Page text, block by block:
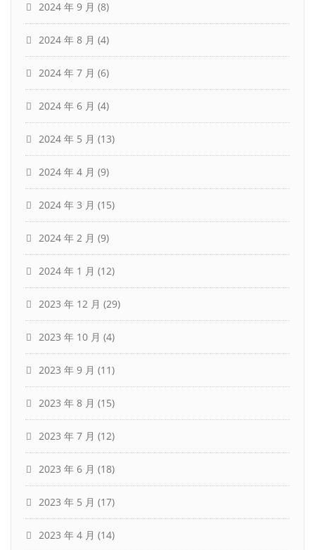
2024 年 9 月 (8)
2024 年 8 月 (4)
2024 年 7 月 (6)
2024 年 6 月 (4)
2024 年 5 月 (13)
2024 年 4 月 (9)
2024 年 3 月 (15)
2024 年 2 月 (9)
2024 年 1 月 (12)
2023 年 12 月 (29)
2023 年 10 月 (4)
2023 年 9 月 (11)
2023 年 8 月 (15)
2023 年 7 月 (12)
2023 年 6 月 (18)
2023 年 5 月 (17)
2023 年 4 月 (14)